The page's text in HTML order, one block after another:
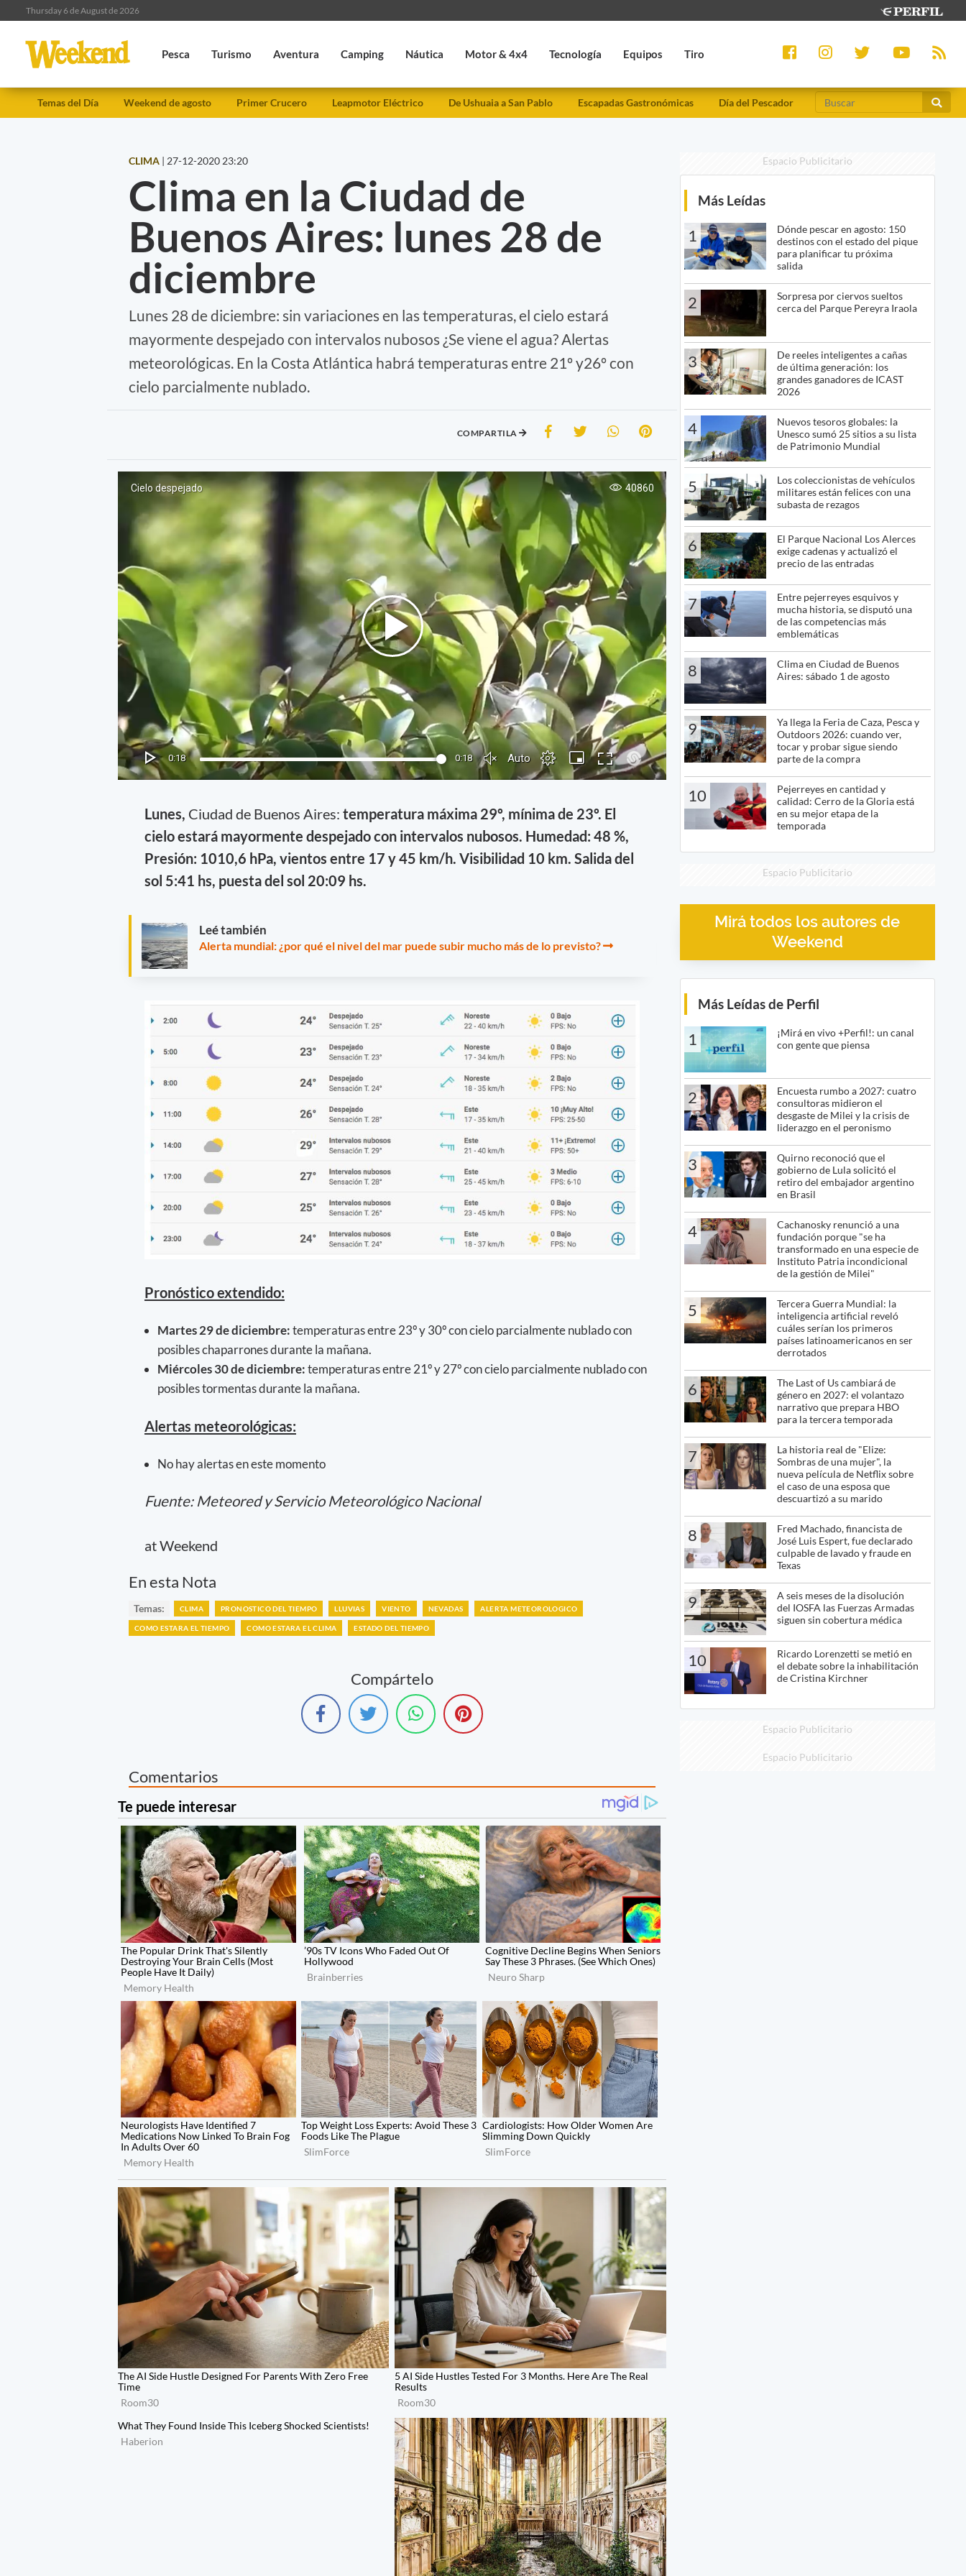
Thursday 6 de August de 2026
Pesca Turismo Aventura Camping Náutica Motor & 4x4 Tecnología Equipos Tiro
Temas del Día Weekend de agosto Primer Crucero Leapmotor Eléctrico De Ushuaia a San Pablo Escapadas Gastronómicas Día del Pescador
CLIMA | 27-12-2020 23:20
Clima en la Ciudad de
Buenos Aires: lunes 28 de
diciembre
Lunes 28 de diciembre: sin variaciones en las temperaturas, el cielo estará
mayormente despejado con intervalos nubosos ¿Se viene el agua? Alertas
meteorológicas. En la Costa Atlántica habrá temperaturas entre 21º y26º con
cielo parcialmente nublado.
COMPARTILA
Lunes, Ciudad de Buenos Aires: temperatura máxima 29º, mínima de 23º. El
cielo estará mayormente despejado con intervalos nubosos. Humedad: 48 %,
Presión: 1010,6 hPa, vientos entre 17 y 45 km/h. Visibilidad 10 km. Salida del
sol 5:41 hs, puesta del sol 20:09 hs.
Leé también
Alerta mundial: ¿por qué el nivel del mar puede subir mucho más de lo previsto?
Pronóstico extendido:
Martes 29 de diciembre:temperaturas entre 23º y 30º con cielo parcialmente nublado con
posibles chaparrones durante la mañana.
Miércoles 30 de diciembre:temperaturas entre 21º y 27º con cielo parcialmente nublado con
posibles tormentas durante la mañana.
Alertas meteorológicas:
No hay alertas en este momento
Fuente: Meteored y Servicio Meteorológico Nacional
at Weekend
En esta Nota
Temas: CLIMA PRONOSTICO DEL TIEMPO LLUVIAS VIENTO NEVADAS ALERTA METEOROLOGICO
COMO ESTARA EL TIEMPO COMO ESTARA EL CLIMA ESTADO DEL TIEMPO
Compártelo
Comentarios
Espacio Publicitario
Más Leídas
1
Dónde pescar en agosto: 150
destinos con el estado del pique
para planificar tu próxima
salida
2
Sorpresa por ciervos sueltos
cerca del Parque Pereyra Iraola
3
De reeles inteligentes a cañas
de última generación: los
grandes ganadores de ICAST
2026
4
Nuevos tesoros globales: la
Unesco sumó 25 sitios a su lista
de Patrimonio Mundial
5
Los coleccionistas de vehículos
militares están felices con una
subasta de rezagos
6
El Parque Nacional Los Alerces
exige cadenas y actualizó el
precio de las entradas
7
Entre pejerreyes esquivos y
mucha historia, se disputó una
de las competencias más
emblemáticas
8
Clima en Ciudad de Buenos
Aires: sábado 1 de agosto
9
Ya llega la Feria de Caza, Pesca y
Outdoors 2026: cuando ver,
tocar y probar sigue siendo
parte de la compra
10
Pejerreyes en cantidad y
calidad: Cerro de la Gloria está
en su mejor etapa de la
temporada
Espacio Publicitario
Mirá todos los autores de
Weekend
Más Leídas de Perfil
1
¡Mirá en vivo +Perfil!: un canal
con gente que piensa
2
Encuesta rumbo a 2027: cuatro
consultoras midieron el
desgaste de Milei y la crisis de
liderazgo en el peronismo
3
Quirno reconoció que el
gobierno de Lula solicitó el
retiro del embajador argentino
en Brasil
4
Cachanosky renunció a una
fundación porque "se ha
transformado en una especie de
Instituto Patria incondicional
de la gestión de Milei"
5
Tercera Guerra Mundial: la
inteligencia artificial reveló
cuáles serían los primeros
países latinoamericanos en ser
derrotados
6
The Last of Us cambiará de
género en 2027: el volantazo
narrativo que prepara HBO
para la tercera temporada
7
La historia real de "Elize:
Sombras de una mujer", la
nueva película de Netflix sobre
el caso de una esposa que
descuartizó a su marido
8
Fred Machado, financista de
José Luis Espert, fue declarado
culpable de lavado y fraude en
Texas
9
A seis meses de la disolución
del IOSFA las Fuerzas Armadas
siguen sin cobertura médica
10
Ricardo Lorenzetti se metió en
el debate sobre la inhabilitación
de Cristina Kirchner
Espacio Publicitario
Espacio Publicitario